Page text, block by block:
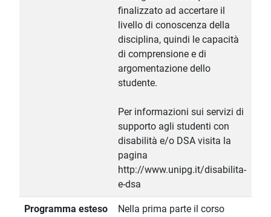
finalizzato ad accertare il
livello di conoscenza della
disciplina, quindi le capacità
di comprensione e di
argomentazione dello
studente.
Per informazioni sui servizi di
supporto agli studenti con
disabilità e/o DSA visita la
pagina
http://www.unipg.it/disabilita-
e-dsa
Programma esteso
Nella prima parte il corso